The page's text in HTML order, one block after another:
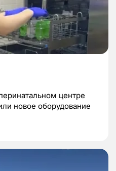
центре
новое оборудование